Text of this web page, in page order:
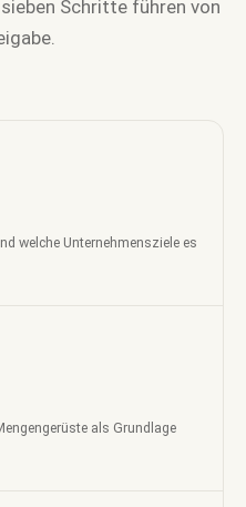
Schritte führen von
welche Unternehmensziele es
als Grundlage